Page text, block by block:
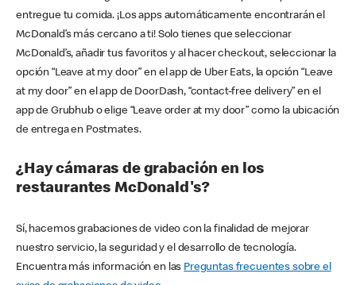
entregue tu comida. ¡Los apps automáticamente encontrarán el
McDonald’s más cercano a ti! Solo tienes que seleccionar
McDonald’s, añadir tus favoritos y al hacer checkout, seleccionar la
opción “Leave at my door” en el app de Uber Eats, la opción “Leave
at my door” en el app de DoorDash, “contact-free delivery” en el
app de Grubhub o elige “Leave order at my door” como la ubicación
de entrega en Postmates.
¿Hay cámaras de grabación en los
restaurantes McDonald's?
Sí, hacemos grabaciones de video con la finalidad de mejorar
nuestro servicio, la seguridad y el desarrollo de tecnología.
Encuentra más información en las Preguntas frecuentes sobre el